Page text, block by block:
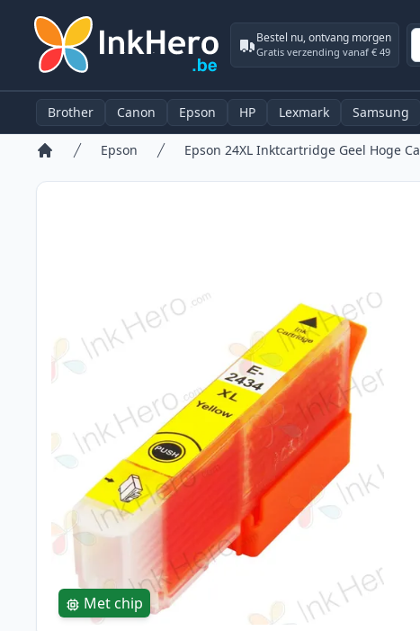
Bestel nu, ontvang morgen
Gratis verzending vanaf € 49
Brother Canon Epson HP Lexmark Samsung
Epson
Met chip